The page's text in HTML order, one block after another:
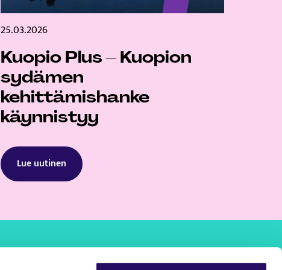
25.03.2026
Kuopio Plus – Kuopion
sydämen
kehittämishanke
käynnistyy
Lue uutinen